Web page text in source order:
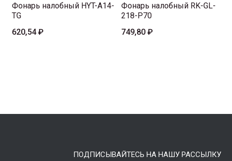
Фонарь налобный HYT-A14-
TG
620,54 ₽
Фонарь налобный RK-GL-
218-P70
749,80 ₽
ПОДПИСЫВАЙТЕСЬ НА НАШУ РАССЫЛКУ